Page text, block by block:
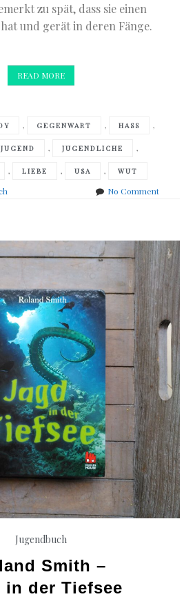
zu spät, dass sie einen
und gerät in deren Fänge.
READ MORE
, GEGENWART , HASS ,
JUGEND , JUGENDLICHE ,
, LIEBE , USA , WUT
No Commenton
Minuten
Jugendbuch
Smith –
in der Tiefsee